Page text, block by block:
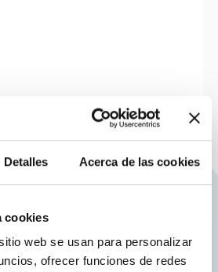
Detalles Acerca de las cookies
cookies
web se usan para personalizar
ofrecer funciones de redes